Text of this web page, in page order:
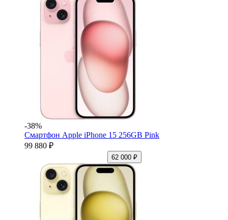
-38%
Смартфон Apple iPhone 15 256GB Pink
99 880 ₽
62 000 ₽